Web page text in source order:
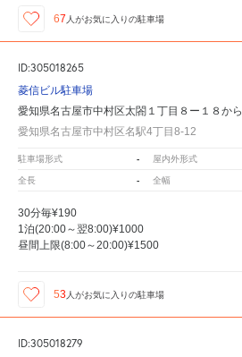
67 人がお気に入りの駐車場
ID:305018265
菱信ビル駐車場
愛知県名古屋市中村区太閤１丁目８ー１８から
愛知県名古屋市中村区名駅4丁目8-12
駐車場形式 - 屋内外形式
全長 - 全幅
30分毎¥190
1泊(20:00～翌8:00)¥1000
昼間上限(8:00～20:00)¥1500
53 人がお気に入りの駐車場
ID:305018279